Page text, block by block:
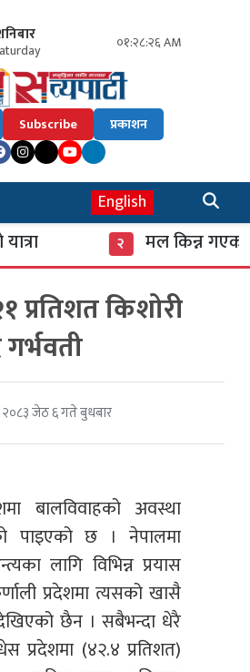
०१:२८:२६ AM
Subscribe प्रकाशन
English
मल किन्न गएका
प्रतिशत किशोरी
२०८३ जेठ ६ गते बुधबार
बालविवाहको अवस्था
पाइएको छ । नेपालमा
लागि विभिन्न प्रयास
प्रदेशमा त्यसको खासै
छैन । सबैभन्दा धेरै
प्रदेशमा (४२.४ प्रतिशत)